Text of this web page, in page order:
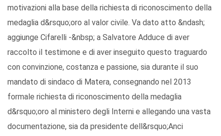
motivazioni alla base della richiesta di riconoscimento della
medaglia d&rsquo;oro al valor civile. Va dato atto &ndash;
aggiunge Cifarelli -&nbsp; a Salvatore Adduce di aver
raccolto il testimone e di aver inseguito questo traguardo
con convinzione, costanza e passione, sia durante il suo
mandato di sindaco di Matera, consegnando nel 2013
formale richiesta di riconoscimento della medaglia
d&rsquo;oro al ministero degli Interni e allegando una vasta
documentazione, sia da presidente dell&rsquo;Anci